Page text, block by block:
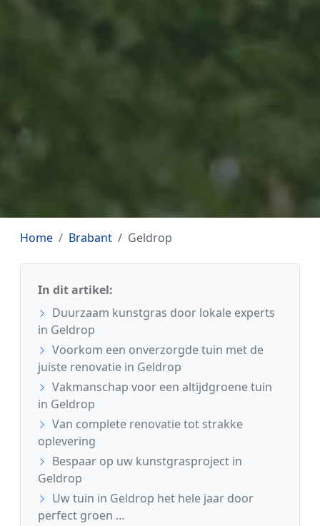
Home Brabant Geldrop
In dit artikel:
Duurzaam kunstgras door lokale experts
in Geldrop
Voorkom een onverzorgde tuin met de
juiste renovatie in Geldrop
Vakmanschap voor een altijdgroene tuin
in Geldrop
Van complete renovatie tot strakke
oplevering
Bespaar op uw kunstgrasproject in
Geldrop
Uw tuin in Geldrop het hele jaar door
perfect groen …